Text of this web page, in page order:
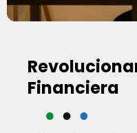
Financiera